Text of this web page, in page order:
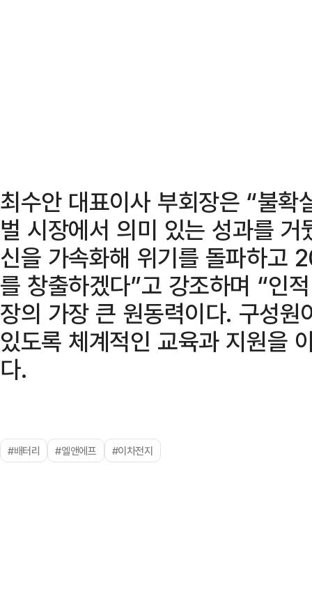
최수안 대표이사 부회장은 “불
벌 시장에서 의미 있는 성과를
신을 가속화해 위기를 돌파하고
를 창출하겠다”고 강조하며 “인
장의 가장 큰 원동력이다. 구성
있도록 체계적인 교육과 지원을
다.
#배터리 #엘앤에프 #이차전지